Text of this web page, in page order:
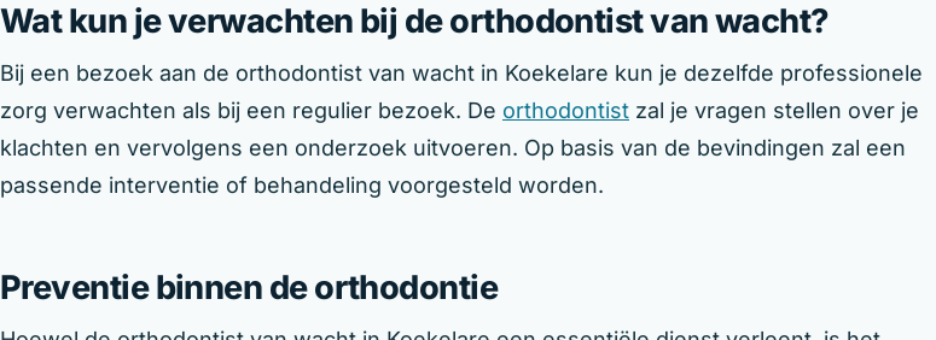
Wat kun je verwachten bij de orthodontist van wacht?
Bij een bezoek aan de orthodontist van wacht in Koekelare kun je dezelfde professionele
zorg verwachten als bij een regulier bezoek. De orthodontist zal je vragen stellen over je
klachten en vervolgens een onderzoek uitvoeren. Op basis van de bevindingen zal een
passende interventie of behandeling voorgesteld worden.
Preventie binnen de orthodontie